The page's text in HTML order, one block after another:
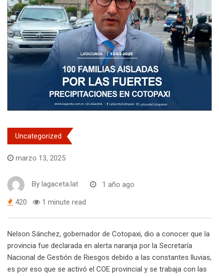
Uncategorized
marzo 13, 2025
By lagaceta.lat 1 año ago
420 1 minute read
Nelson Sánchez, gobernador de Cotopaxi, dio a conocer que la
provincia fue declarada en alerta naranja por la Secretaría
Nacional de Gestión de Riesgos debido a las constantes lluvias,
es por eso que se activó el COE provincial y se trabaja con las